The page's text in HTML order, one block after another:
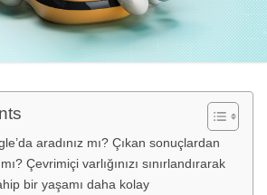
aradınız mı? Çıkan sonuçlardan
Çevrimiçi varlığınızı sınırlandırarak
bir yaşamı daha kolay